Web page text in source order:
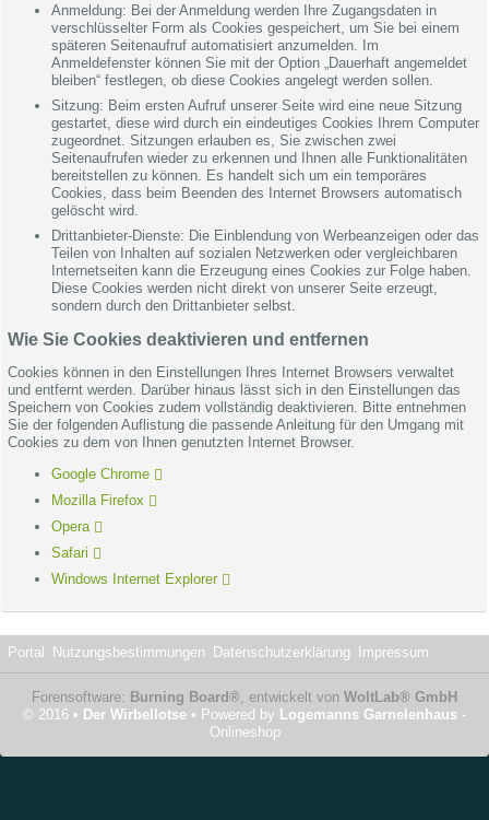
Anmeldung: Bei der Anmeldung werden Ihre Zugangsdaten in
verschlüsselter Form als Cookies gespeichert, um Sie bei einem
späteren Seitenaufruf automatisiert anzumelden. Im
Anmeldefenster können Sie mit der Option „Dauerhaft angemeldet
bleiben“ festlegen, ob diese Cookies angelegt werden sollen.
Sitzung: Beim ersten Aufruf unserer Seite wird eine neue Sitzung
gestartet, diese wird durch ein eindeutiges Cookies Ihrem Computer
zugeordnet. Sitzungen erlauben es, Sie zwischen zwei
Seitenaufrufen wieder zu erkennen und Ihnen alle Funktionalitäten
bereitstellen zu können. Es handelt sich um ein temporäres
Cookies, dass beim Beenden des Internet Browsers automatisch
gelöscht wird.
Drittanbieter-Dienste: Die Einblendung von Werbeanzeigen oder das
Teilen von Inhalten auf sozialen Netzwerken oder vergleichbaren
Internetseiten kann die Erzeugung eines Cookies zur Folge haben.
Diese Cookies werden nicht direkt von unserer Seite erzeugt,
sondern durch den Drittanbieter selbst.
Wie Sie Cookies deaktivieren und entfernen
Cookies können in den Einstellungen Ihres Internet Browsers verwaltet
und entfernt werden. Darüber hinaus lässt sich in den Einstellungen das
Speichern von Cookies zudem vollständig deaktivieren. Bitte entnehmen
Sie der folgenden Auflistung die passende Anleitung für den Umgang mit
Cookies zu dem von Ihnen genutzten Internet Browser.
Google Chrome
Mozilla Firefox
Opera
Safari
Windows Internet Explorer
Portal Nutzungsbestimmungen Datenschutzerklärung Impressum
Forensoftware: Burning Board®, entwickelt von WoltLab® GmbH
© 2016 • Der Wirbellotse • Powered by Logemanns Garnelenhaus -
Onlineshop